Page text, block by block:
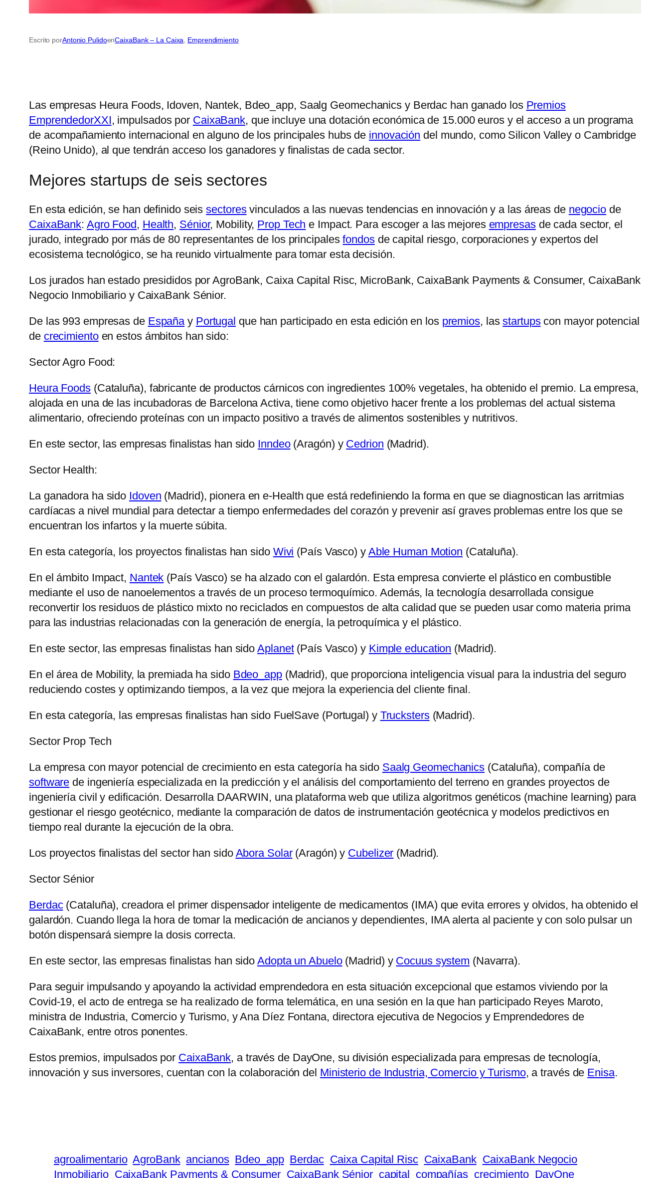
Escrito porAntonio PulidoenCaixaBank – La Caixa Emprendimiento
Las empresas Heura Foods, Idoven, Nantek, Bdeo_app, Saalg Geomechanics y Berdac han ganado los Premios
EmprendedorXXI, impulsados por CaixaBank, que incluye una dotación económica de 15.000 euros y el acceso a un programa
de acompañamiento internacional en alguno de los principales hubs de innovación del mundo, como Silicon Valley o Cambridge
(Reino Unido), al que tendrán acceso los ganadores y finalistas de cada sector.
Mejores startups de seis sectores
En esta edición, se han definido seissectoresvinculados a las nuevas tendencias en innovación y a las áreas de negocio de
CaixaBank: Agro Food, Health, Sénior, Mobility, Prop Tech e Impact. Para escoger a las mejores empresasde cada sector, el
jurado, integrado por más de 80 representantes de los principalesfondosde capital riesgo, corporaciones y expertos del
ecosistema tecnológico, se ha reunido virtualmente para tomar esta decisión.
Los jurados han estado presididos por AgroBank, Caixa Capital Risc, MicroBank, CaixaBank Payments & Consumer, CaixaBank
Negocio Inmobiliario y CaixaBank Sénior.
De las 993 empresas de Españay Portugal que han participado en esta edición en los premios, lasstartupscon mayor potencial
de crecimientoen estos ámbitos han sido:
Sector Agro Food:
Heura Foods(Cataluña), fabricante de productos cárnicos con ingredientes 100% vegetales, ha obtenido el premio. La empresa,
alojada en una de las incubadoras de Barcelona Activa, tiene como objetivo hacer frente a los problemas del actual sistema
alimentario, ofreciendo proteínas con un impacto positivo a través de alimentos sostenibles y nutritivos.
En este sector, las empresas finalistas han sido Inndeo(Aragón) y Cedrion (Madrid).
Sector Health:
La ganadora ha sido Idoven (Madrid), pionera en e-Health que está redefiniendo la forma en que se diagnostican las arritmias
cardíacas a nivel mundial para detectar a tiempo enfermedades del corazón y prevenir así graves problemas entre los que se
encuentran los infartos y la muerte súbita.
En esta categoría, los proyectos finalistas han sido Wivi (País Vasco) y Able Human Motion (Cataluña).
En el ámbito Impact, Nantek (País Vasco) se ha alzado con el galardón. Esta empresa convierte el plástico en combustible
mediante el uso de nanoelementos a través de un proceso termoquímico. Además, la tecnología desarrollada consigue
reconvertir los residuos de plástico mixto no reciclados en compuestos de alta calidad que se pueden usar como materia prima
para las industrias relacionadas con la generación de energía, la petroquímica y el plástico.
En este sector, las empresas finalistas han sidoAplanet(País Vasco) y Kimple education (Madrid).
En el área de Mobility, la premiada ha sido Bdeo_app(Madrid), que proporciona inteligencia visual para la industria del seguro
reduciendo costes y optimizando tiempos, a la vez que mejora la experiencia del cliente final.
En esta categoría, las empresas finalistas han sido FuelSave (Portugal) y Trucksters(Madrid).
Sector Prop Tech
La empresa con mayor potencial de crecimiento en esta categoría ha sido Saalg Geomechanics (Cataluña), compañía de
software de ingeniería especializada en la predicción y el análisis del comportamiento del terreno en grandes proyectos de
ingeniería civil y edificación. Desarrolla DAARWIN, una plataforma web que utiliza algoritmos genéticos (machine learning) para
gestionar el riesgo geotécnico, mediante la comparación de datos de instrumentación geotécnica y modelos predictivos en
tiempo real durante la ejecución de la obra.
Los proyectos finalistas del sector han sido Abora Solar(Aragón) y Cubelizer (Madrid).
Sector Sénior
Berdac(Cataluña), creadora el primer dispensador inteligente de medicamentos (IMA) que evita errores y olvidos, ha obtenido el
galardón. Cuando llega la hora de tomar la medicación de ancianos y dependientes, IMA alerta al paciente y con solo pulsar un
botón dispensará siempre la dosis correcta.
En este sector, las empresas finalistas han sidoAdopta un Abuelo(Madrid) y Cocuus system (Navarra).
Para seguir impulsando y apoyando la actividad emprendedora en esta situación excepcional que estamos viviendo por la
Covid-19, el acto de entrega se ha realizado de forma telemática, en una sesión en la que han participado Reyes Maroto,
ministra de Industria, Comercio y Turismo, y Ana Díez Fontana, directora ejecutiva de Negocios y Emprendedores de
CaixaBank, entre otros ponentes.
Estos premios, impulsados por CaixaBank, a través de DayOne, su división especializada para empresas de tecnología,
innovación y sus inversores, cuentan con la colaboración del Ministerio de Industria, Comercio y Turismo, a través de Enisa.
agroalimentario AgroBank ancianos Bdeo_app Berdac Caixa Capital Risc CaixaBank CaixaBank Negocio
Inmobiliario CaixaBank Payments & Consumer CaixaBank Sénior capital compañías crecimiento DayOne